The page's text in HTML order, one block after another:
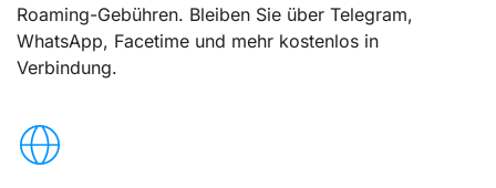
Roaming-Gebühren. Bleiben Sie über Telegram,
WhatsApp, Facetime und mehr kostenlos in
Verbindung.